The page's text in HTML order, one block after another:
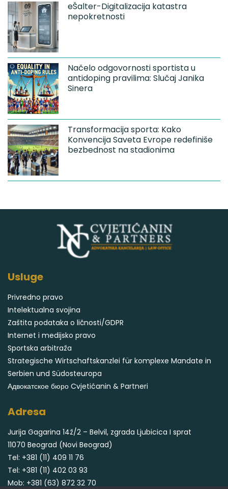
eŠalter-Digitalizacija katastra
nepokretnosti
Načelo odgovornosti sportista u
antidoping pravilima: Slučaj Janika
Sinera
Transformacija sporta: Kako
Konvencija Saveta Evrope redefiniše
bezbednost na stadionima
Usluge
Privredno pravo
Intelektualna svojina
Zaštita podataka o ličnosti/GDPR
Internet i medijsko pravo
Sportska arbitraža
Strategische Wirtschaftskanzlei für komplexe Mandate in
Serbien und Südosteuropa
Адвокатское бюро Cvjetićanin & Partneri
Adresa
Jurija Gagarina 14ž/2 – Belvil, zgrada Ljubicica I sprat
11070 Beograd (Novi Beograd)
Tel: +381 (11) 409 11 76
Tel: +381 (11) 402 03 93
Mob: +381 (63) 872 32 70